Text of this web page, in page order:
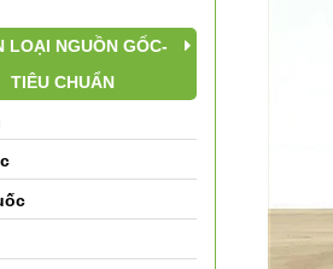
LOẠI NGUỒN GỐC-
TIÊU CHUẨN